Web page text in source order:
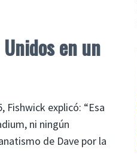
en un
Fishwick explicó: “Esa
ni ningún
de Dave por la